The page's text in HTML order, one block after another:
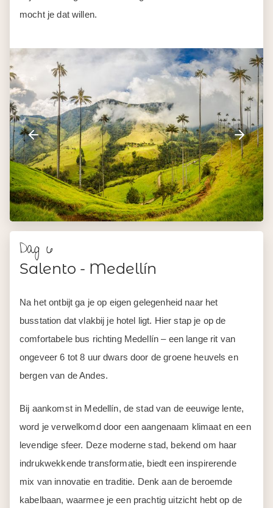
mocht je dat willen.
Dag 6
Salento - Medellín
Na het ontbijt ga je op eigen gelegenheid naar het
busstation dat vlakbij je hotel ligt. Hier stap je op de
comfortabele bus richting Medellín – een lange rit van
ongeveer 6 tot 8 uur dwars door de groene heuvels en
bergen van de Andes.
Bij aankomst in Medellín, de stad van de eeuwige lente,
word je verwelkomd door een aangenaam klimaat en een
levendige sfeer. Deze moderne stad, bekend om haar
indrukwekkende transformatie, biedt een inspirerende
mix van innovatie en traditie. Denk aan de beroemde
kabelbaan, waarmee je een prachtig uitzicht hebt op de